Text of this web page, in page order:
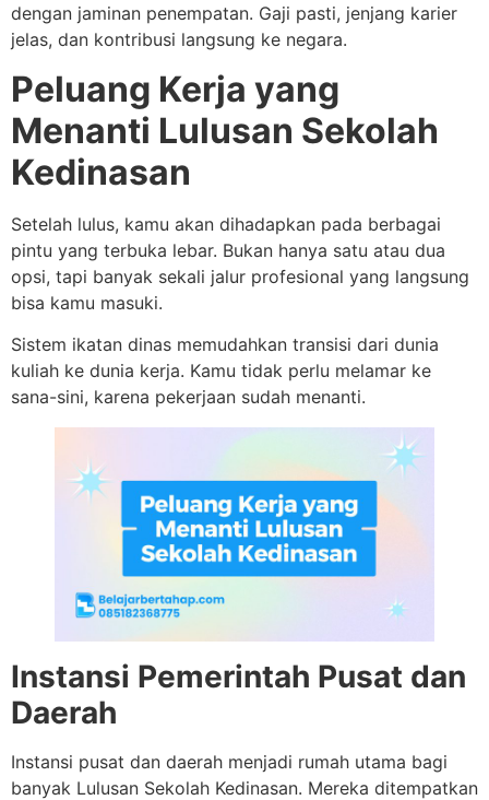
dengan jaminan penempatan. Gaji pasti, jenjang karier
jelas, dan kontribusi langsung ke negara.
Peluang Kerja yang
Menanti Lulusan Sekolah
Kedinasan
Setelah lulus, kamu akan dihadapkan pada berbagai
pintu yang terbuka lebar. Bukan hanya satu atau dua
opsi, tapi banyak sekali jalur profesional yang langsung
bisa kamu masuki.
Sistem ikatan dinas memudahkan transisi dari dunia
kuliah ke dunia kerja. Kamu tidak perlu melamar ke
sana-sini, karena pekerjaan sudah menanti.
Instansi Pemerintah Pusat dan
Daerah
Instansi pusat dan daerah menjadi rumah utama bagi
banyak Lulusan Sekolah Kedinasan. Mereka ditempatkan